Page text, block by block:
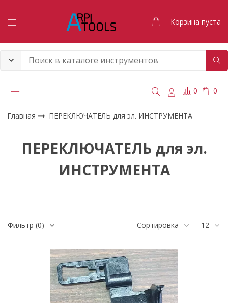
Корзина пуста
0 0
Главная ПЕРЕКЛЮЧАТЕЛЬ для эл. ИНСТРУМЕНТА
ПЕРЕКЛЮЧАТЕЛЬ для эл.
ИНСТРУМЕНТА
Фильтр (0) Сортировка 12